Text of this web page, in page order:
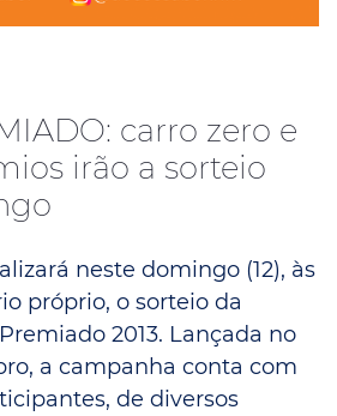
carro zero e
irão a sorteio
neste domingo (12), às
próprio, o sorteio da
2013. Lançada no
a campanha conta com
de diversos